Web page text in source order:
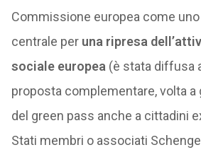
Commissione europea come
centrale per una ripresa
sociale europea (è stata diffusa
proposta complementare, volta a
del green pass anche a cittadini
Stati membri o associati